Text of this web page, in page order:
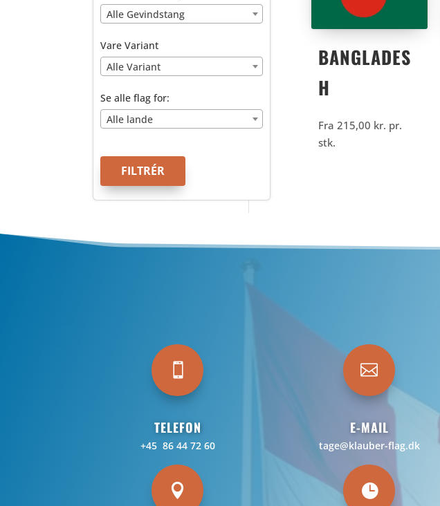
BANGLADES
H
Fra 215,00 kr. pr.
stk.
Alle Gevindstang
Vare Variant
Alle Variant
Se alle flag for:
Alle lande
FILTRÉR

TELEFON
+45 86 44 72 60


E-MAIL
tage@klauber-flag.dk
